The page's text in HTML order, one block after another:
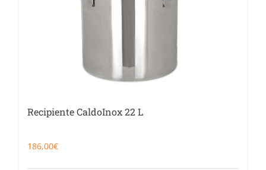
Recipiente CaldoInox 22 L
186,00€